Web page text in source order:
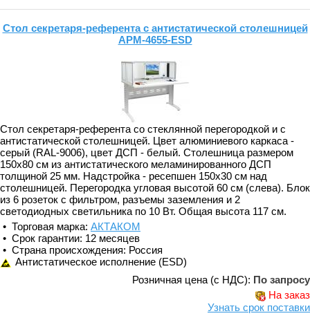
Стол секретаря-референта с антистатической столешницей
АРМ-4655-ESD
Стол секретаря-референта со стеклянной перегородкой и с
антистатической столешницей. Цвет алюминиевого каркаса -
серый (RAL-9006), цвет ДСП - белый. Столешница размером
150х80 см из антистатического меламинированного ДСП
толщиной 25 мм. Надстройка - ресепшен 150х30 см над
столешницей. Перегородка угловая высотой 60 см (слева). Блок
из 6 розеток с фильтром, разъемы заземления и 2
светодиодных светильника по 10 Вт. Общая высота 117 см.
• Торговая марка: АКТАКОМ
• Срок гарантии: 12 месяцев
• Страна происхождения: Россия
Антистатическое исполнение (ESD)
Розничная цена (с НДС): По запросу
На заказ
Узнать срок поставки